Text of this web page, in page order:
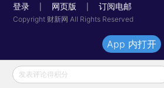
登录 网页版 订阅电邮
Copyright 财新网 All Rights Reserved
发表评论得积分
App 内打开